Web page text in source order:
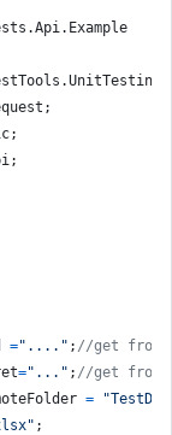
.Api. Example
.UnitTesting
;
;
;
="...." ; //get from
="..." ; //get from
=
;